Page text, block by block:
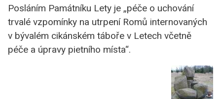
Posláním Památníku Lety je „péče o uchování
trvalé vzpomínky na utrpení Romů internovaných
v bývalém cikánském táboře v Letech včetně
péče a úpravy pietního místa“.